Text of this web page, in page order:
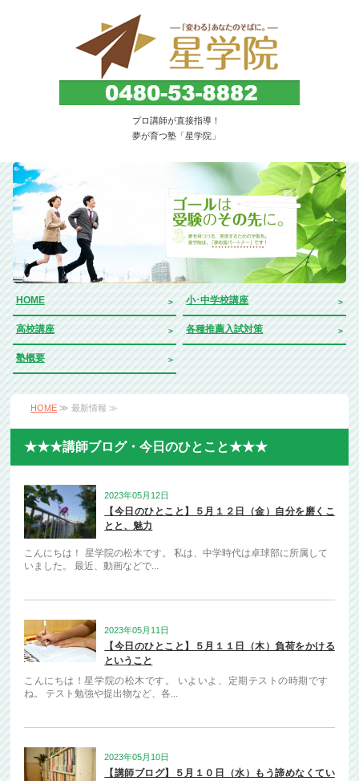
子どもを育てる・伸ばす教育塾。埼玉県久喜市
｜星学院
プロ講師が直接指導！
夢が育つ塾「星学院」
HOME 小･中学校講座
高校講座 各種推薦入試対策
塾概要
HOME≫ 最新情報 ≫
★★★講師ブログ・今日のひとこと★★★
2023年05月12日
【今日のひとこと】５月１２日（金）自分を磨くこ
とと、魅力
こんにちは！ 星学院の松木です。 私は、中学時代は卓球部に所属して
いました。 最近、動画などで...
2023年05月11日
【今日のひとこと】５月１１日（木）負荷をかける
ということ
こんにちは！星学院の松木です。 いよいよ、定期テストの時期です
ね。 テスト勉強や提出物など、各...
2023年05月10日
【講師ブログ】５月１０日（水）もう諦めなくてい